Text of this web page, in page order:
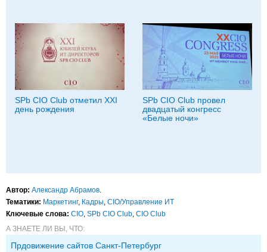
SPb CIO Club отметил XXI
день рождения
SPb CIO Club провел
двадцатый конгресс
«Белые ночи»
Автор: Александр Абрамов
Тематики: Маркетинг, Кадры CIO/Управление ИТ
Ключевые слова: CIO SPb CIO Club CIO Club
А ЗНАЕТЕ ЛИ ВЫ, ЧТО:
Прдовижение сайтов Санкт-Петербург